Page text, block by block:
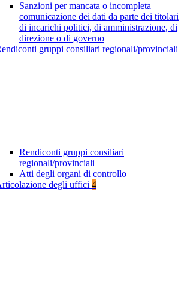
Sanzioni per mancata o incompleta
comunicazione dei dati da parte dei titolari
di incarichi politici, di amministrazione, di
direzione o di governo
gruppi consiliari regionali/provinciali
Rendiconti gruppi consiliari
regionali/provinciali
Atti degli organi di controllo
degli uffici 4